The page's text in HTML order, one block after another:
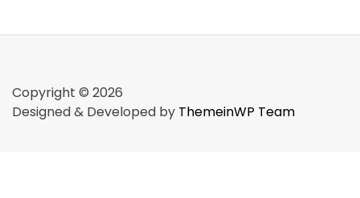
Copyright © 2026
Designed & Developed by ThemeinWP Team